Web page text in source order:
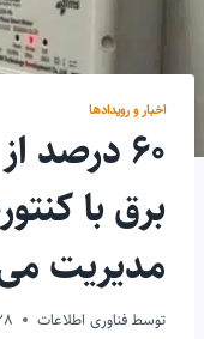
اخبار و رویدادها
۶۰ درصد
برق با
مدیریت
توسط فناوری اطلاعات 28